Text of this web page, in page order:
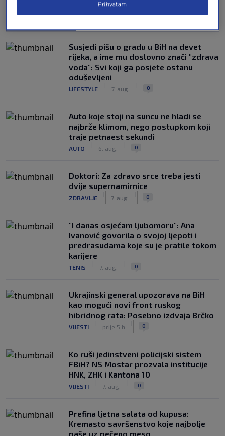
Susjedi pišu o gradu u BiH na devet
rijeka, a ime mu doslovno znači "zdrava
voda": Svi koji ga posjete ostanu
oduševljeni
LIFESTYLE 7. aug. 0
Auto koje stoji na suncu ne hladi se
najbrže klimom, nego postupkom koji
traje petnaest sekundi
AUTO 6. aug. 0
Doktori: Za zdravo srce treba jesti
dvije supernamirnice
ZDRAVLJE 7. aug. 0
"I danas osjećam ljubomoru": Ana
Ivanović govorila o svojoj ljepoti i
predrasudama koje su je pratile tokom
karijere
TENIS 7. aug. 0
Ukrajinski general upozorava na BiH
kao mogući novi front ruskog
hibridnog rata: Posebno izdvaja Brčko
VIJESTI prije 5 h 0
Ko ruši jedinstveni policijski sistem
FBiH? NS Mostar prozvala institucije
HNK, ZHK i Kantona 10
VIJESTI 7. aug. 0
Prefina ljetna salata od kupusa:
Kremasto savršenstvo koje najbolje
paše uz pečeno meso
Prihvatam